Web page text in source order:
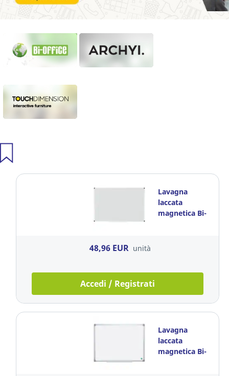
Lavagna
laccata
magnetica Bi-
48,96 EUR unità
Accedi / Registrati
Lavagna
laccata
magnetica Bi-